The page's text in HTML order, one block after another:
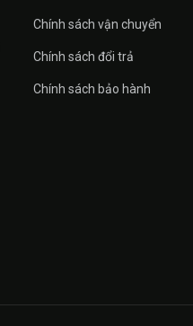
Chính sách vận chuyển
Chính sách đổi trả
Chính sách bảo hành